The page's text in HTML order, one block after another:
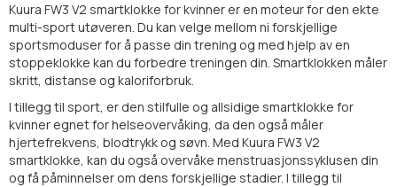
Kuura FW3 V2 smartklokke for kvinner er en moteur for den ekte
multi-sport utøveren. Du kan velge mellom ni forskjellige
sportsmoduser for å passe din trening og med hjelp av en
stoppeklokke kan du forbedre treningen din. Smartklokken måler
skritt, distanse og kaloriforbruk.
I tillegg til sport, er den stilfulle og allsidige smartklokke for
kvinner egnet for helseovervåking, da den også måler
hjertefrekvens, blodtrykk og søvn. Med Kuura FW3 V2
smartklokke, kan du også overvåke menstruasjonssyklusen din
og få påminnelser om dens forskjellige stadier. I tillegg til